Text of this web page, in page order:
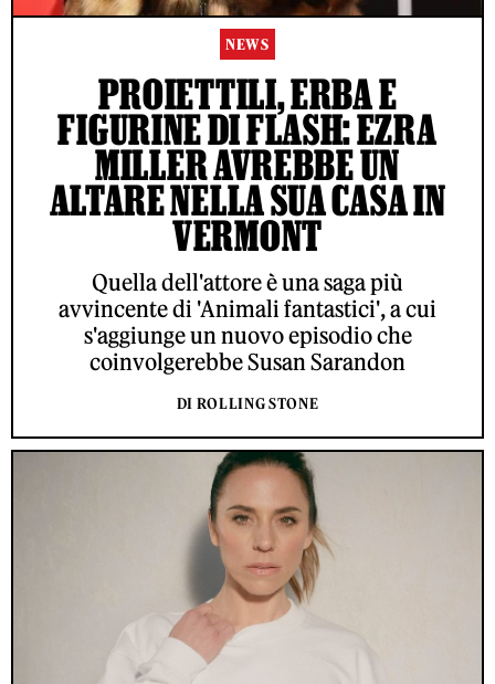
NEWS
PROIETTILI, ERBA E
FIGURINE DI FLASH: EZRA
MILLER AVREBBE UN
ALTARE NELLA SUA CASA IN
VERMONT
Quella dell'attore è una saga più
avvincente di 'Animali fantastici', a cui
s'aggiunge un nuovo episodio che
coinvolgerebbe Susan Sarandon
DI ROLLING STONE